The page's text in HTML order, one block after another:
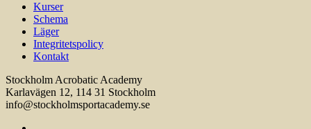
Kurser
Schema
Läger
Integritetspolicy
Kontakt
Stockholm Acrobatic Academy
Karlavägen 12, 114 31 Stockholm
info@stockholmsportacademy.se